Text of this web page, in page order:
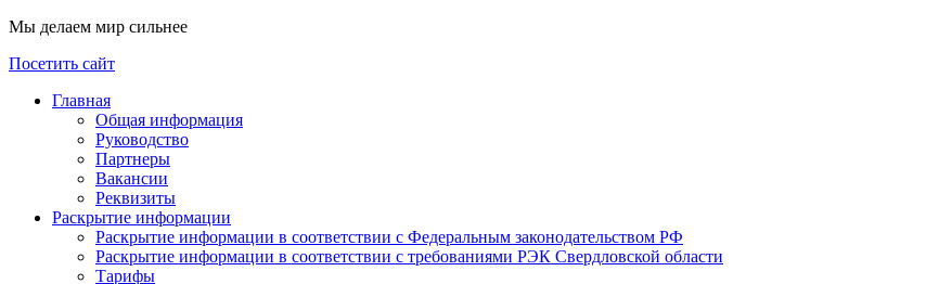
Мы делаем мир сильнее
Посетить сайт
Главная
Общая информация
Руководство
Партнеры
Вакансии
Реквизиты
Раскрытие информации
Раскрытие информации в соответствии с Федеральным законодательством РФ
Раскрытие информации в соответствии с требованиями РЭК Свердловской области
Тарифы